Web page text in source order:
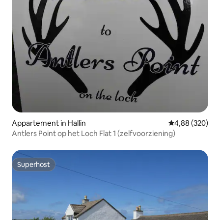
Appartement in Hallin Gemiddelde
4,88 (320)
Antlers Point op het Loch Flat 1 (zelfvoorziening)
Superhost
Superhost